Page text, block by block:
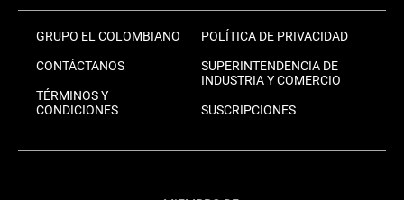
GRUPO EL COLOMBIANO
CONTÁCTANOS
TÉRMINOS Y
CONDICIONES
POLÍTICA DE PRIVACIDAD
SUPERINTENDENCIA DE
INDUSTRIA Y COMERCIO
SUSCRIPCIONES